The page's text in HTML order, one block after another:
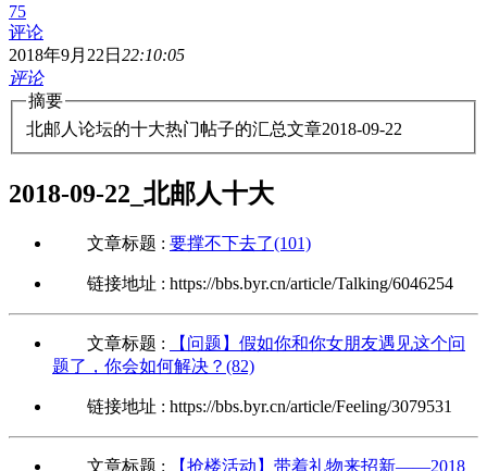
75
评论
2018年9月22日 22:10:05
评论
摘要
北邮人论坛的十大热门帖子的汇总文章2018-09-22
2018-09-22_北邮人十大
文章标题 : 要撑不下去了(101)
链接地址 : https://bbs.byr.cn/article/Talking/6046254
文章标题 :
【问题】假如你和你女朋友遇见这个问
题了，你会如何解决？(82)
链接地址 : https://bbs.byr.cn/article/Feeling/3079531
文章标题 :
【抢楼活动】带着礼物来招新——2018